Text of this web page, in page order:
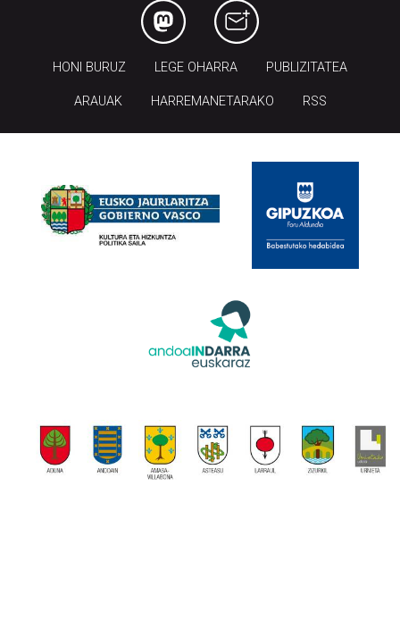
HONI BURUZ LEGE OHARRA PUBLIZITATEA
ARAUAK HARREMANETARAKO RSS